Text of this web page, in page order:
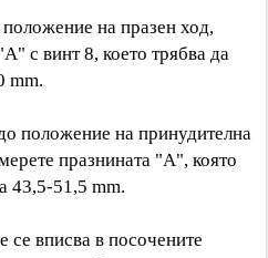
положение на празен ход,
с винт 8, което трябва да
mm.
положение на принудителна
празнината "A", която
43,5-51,5 mm.
се вписва в посочените